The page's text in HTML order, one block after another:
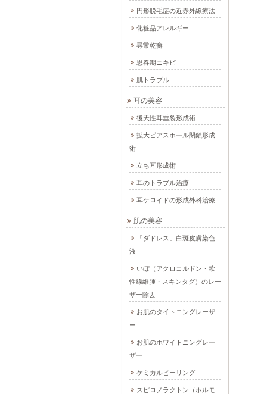
円形脱毛症の近赤外線療法
化粧品アレルギー
尋常乾癬
思春期ニキビ
肌トラブル
耳の美容
後天性耳垂裂形成術
拡大ピアスホール閉鎖形成
術
立ち耳形成術
耳のトラブル治療
耳ケロイドの形成外科治療
肌の美容
「ダドレス」白斑皮膚染色
液
いぼ（アクロコルドン・軟
性線維腫・スキンタグ）のレー
ザー除去
お肌のタイトニングレーザ
ー
お肌のホワイトニングレー
ザー
ケミカルピーリング
スピロノラクトン（ホルモ